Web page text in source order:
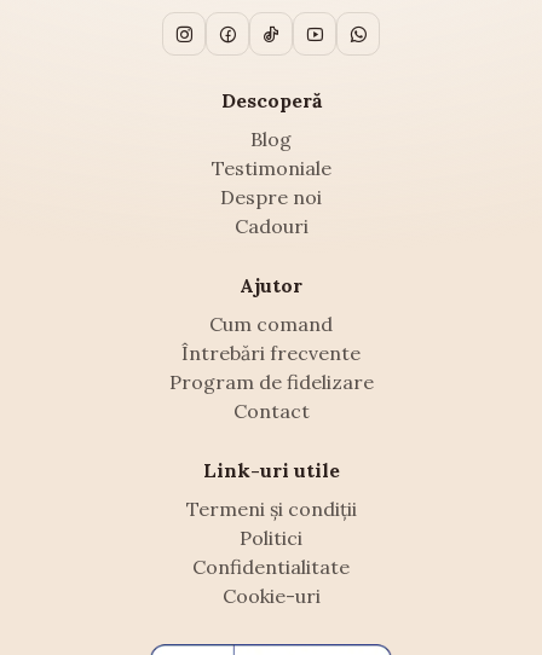
Descoperă
Blog
Testimoniale
Despre noi
Cadouri
Ajutor
Cum comand
Întrebări frecvente
Program de fidelizare
Contact
Link-uri utile
Termeni și condiții
Politici
Confidentialitate
Cookie-uri